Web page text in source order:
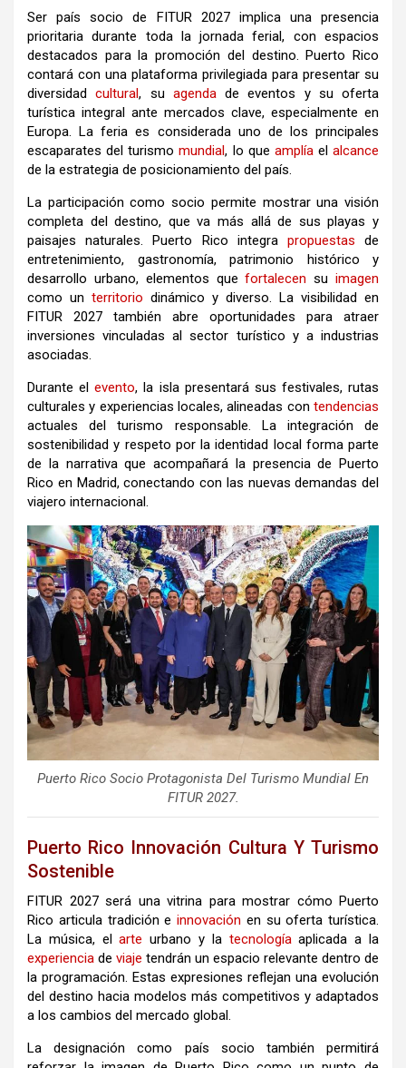
Ser país socio de FITUR 2027 implica una presencia
prioritaria durante toda la jornada ferial, con espacios
destacados para la promoción del destino. Puerto Rico
contará con una plataforma privilegiada para presentar su
diversidadcultural, su agendade eventos y su oferta
turística integral ante mercados clave, especialmente en
Europa. La feria es considerada uno de los principales
escaparates del turismomundial, lo que amplíael alcance
de la estrategia de posicionamiento del país.
La participación como socio permite mostrar una visión
completa del destino, que va más allá de sus playas y
paisajes naturales. Puerto Rico integra propuestas de
entretenimiento, gastronomía, patrimonio histórico y
desarrollo urbano, elementos quefortalecen suimagen
como un territorio dinámico y diverso. La visibilidad en
FITUR 2027 también abre oportunidades para atraer
inversiones vinculadas al sector turístico y a industrias
asociadas.
Durante elevento, la isla presentará sus festivales, rutas
culturales y experiencias locales, alineadas con tendencias
actuales del turismo responsable. La integración de
sostenibilidad y respeto por la identidad local forma parte
de la narrativa que acompañará la presencia de Puerto
Rico en Madrid, conectando con las nuevas demandas del
viajero internacional.
Puerto Rico Socio Protagonista Del Turismo Mundial En
FITUR 2027.
Puerto Rico Innovación Cultura Y Turismo
Sostenible
FITUR 2027 será una vitrina para mostrar cómo Puerto
Rico articula tradición e innovación en su oferta turística.
La música, elarte urbano y la tecnologíaaplicada a la
experiencia de viaje tendrán un espacio relevante dentro de
la programación. Estas expresiones reflejan una evolución
del destino hacia modelos más competitivos y adaptados
a los cambios del mercado global.
La designación como país socio también permitirá